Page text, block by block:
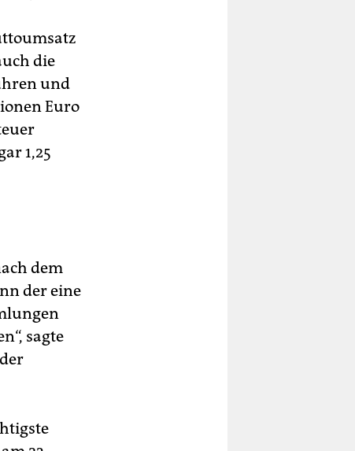
die
und
Euro
1,25
dem
der eine
sagte